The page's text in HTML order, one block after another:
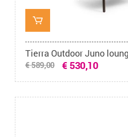
Tierra Outdoor Juno
€ 530,10
€ 589,00